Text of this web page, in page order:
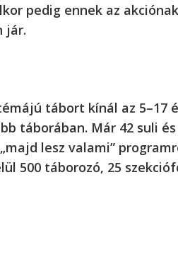
pedig ennek az
jár.
tábort kínál az 5–17
táborában. Már 42 suli és
lesz valami”
500 táborozó, 25